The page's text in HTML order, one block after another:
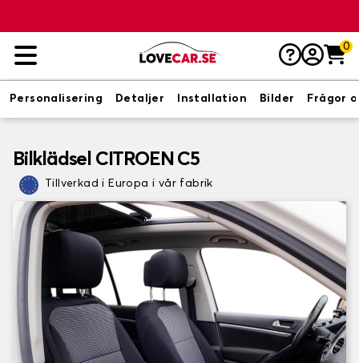
0
Personalisering Detaljer Installation Bilder Frågor
Bilklädsel CITROEN C5
Tillverkad i Europa i vår fabrik